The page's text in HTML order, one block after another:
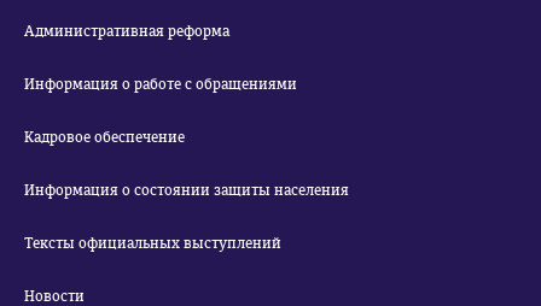
Административная реформа
Информация о работе с обращениями
Кадровое обеспечение
Информация о состоянии защиты населения
Тексты официальных выступлений
Новости